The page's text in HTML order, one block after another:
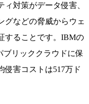
対策がデータ侵害、
グなどの脅威からウェ
することです。IBMの
ブリッククラウドに保
侵害コストは517万ド